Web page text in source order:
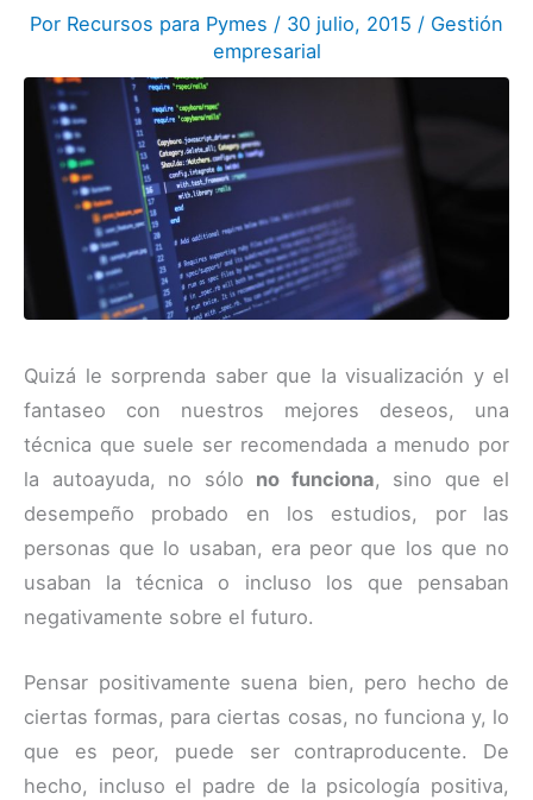
Por Recursos para Pymes / 30 julio, 2015 / Gestión
empresarial
Quizá le sorprenda saber que la visualización y el
fantaseo con nuestros mejores deseos, una
técnica que suele ser recomendada a menudo por
la autoayuda, no sólo no funciona, sino que el
desempeño probado en los estudios, por las
personas que lo usaban, era peor que los que no
usaban la técnica o incluso los que pensaban
negativamente sobre el futuro.
Pensar positivamente suena bien, pero hecho de
ciertas formas, para ciertas cosas, no funciona y, lo
que es peor, puede ser contraproducente. De
hecho, incluso el padre de la psicología positiva,